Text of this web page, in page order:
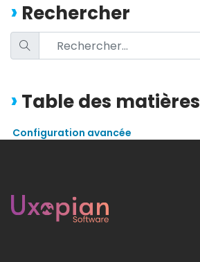
Rechercher
Table des matières
Configuration avancée